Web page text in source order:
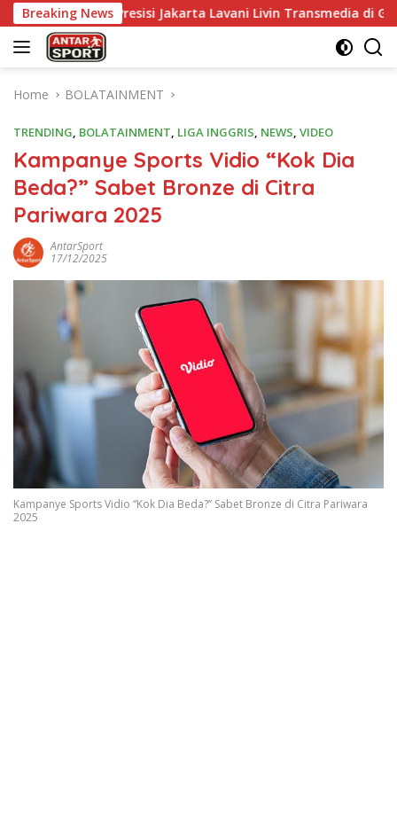
Skip
to
content
Breaking News
Presisi Jakarta Lavani Livin Transmedia di Grand Final
Home BOLATAINMENT
TRENDING, BOLATAINMENT, LIGA INGGRIS, NEWS, VIDEO
Kampanye Sports Vidio “Kok Dia
Beda?” Sabet Bronze di Citra
Pariwara 2025
AntarSport
17/12/2025
Kampanye Sports Vidio “Kok Dia Beda?” Sabet Bronze di Citra Pariwara
2025